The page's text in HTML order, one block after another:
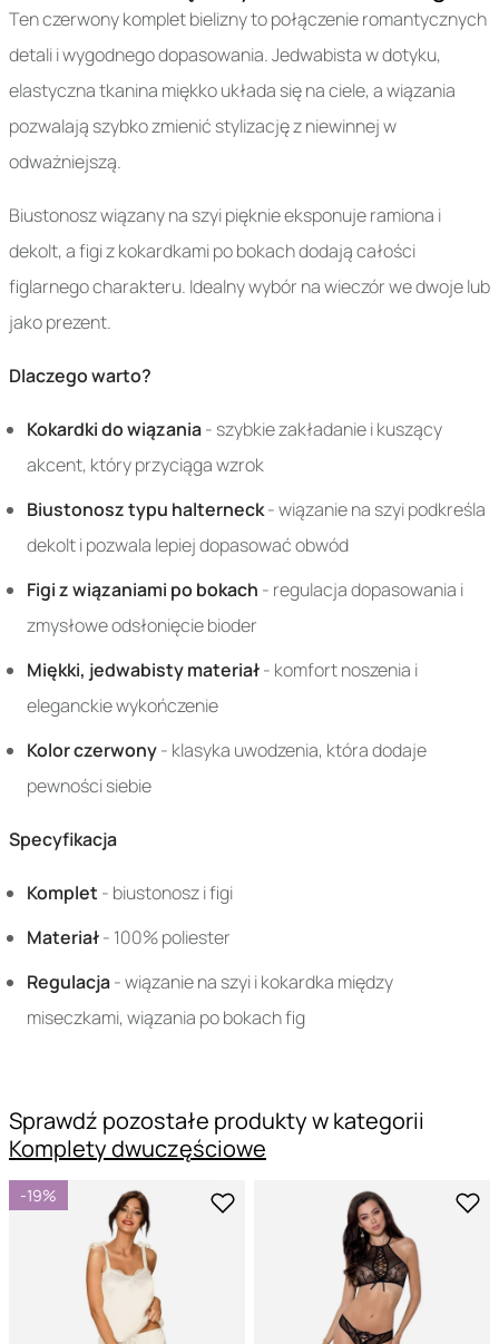
Ten czerwony komplet bielizny to połączenie romantycznych
detali i wygodnego dopasowania. Jedwabista w dotyku,
elastyczna tkanina miękko układa się na ciele, a wiązania
pozwalają szybko zmienić stylizację z niewinnej w
odważniejszą.
Biustonosz wiązany na szyi pięknie eksponuje ramiona i
dekolt, a figi z kokardkami po bokach dodają całości
figlarnego charakteru. Idealny wybór na wieczór we dwoje lub
jako prezent.
Dlaczego warto?
Kokardki do wiązania- szybkie zakładanie i kuszący
akcent, który przyciąga wzrok
Biustonosz typu halterneck- wiązanie na szyi podkreśla
dekolt i pozwala lepiej dopasować obwód
Figi z wiązaniami po bokach - regulacja dopasowania i
zmysłowe odsłonięcie bioder
Miękki, jedwabisty materiał- komfort noszenia i
eleganckie wykończenie
Kolor czerwony- klasyka uwodzenia, która dodaje
pewności siebie
Specyfikacja
Komplet - biustonosz i figi
Materiał- 100% poliester
Regulacja- wiązanie na szyi i kokardka między
miseczkami, wiązania po bokach fig
Sprawdź pozostałe produkty w kategorii
Komplety dwuczęściowe
-19%